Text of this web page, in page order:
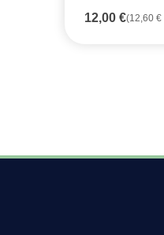
12,00 €(12,60 €